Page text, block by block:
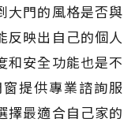
大門的風格是否與
反映出自己的個人
和安全功能也是不
提供專業諮詢服
擇最適合自己家的